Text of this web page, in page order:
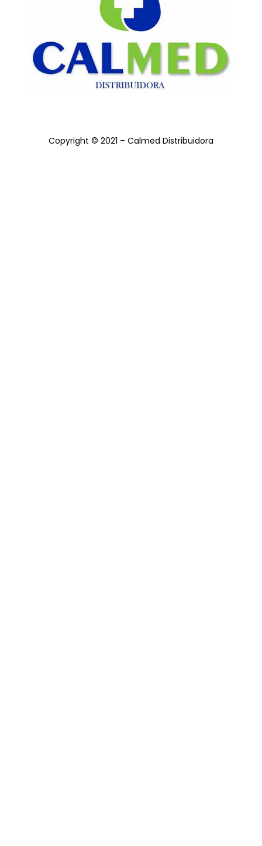
Copyright © 2021 – Calmed Distribuidora